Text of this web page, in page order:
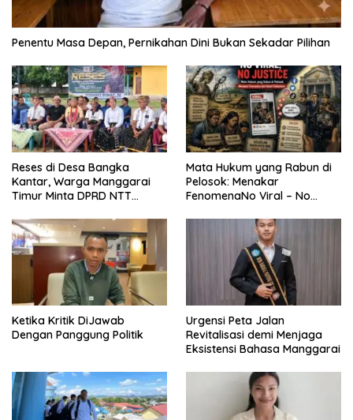
Penentu Masa Depan, Pernikahan Dini Bukan Sekadar Pilihan
Reses di Desa Bangka
Kantar, Warga Manggarai
Timur Minta DPRD NTT
Pergub Larangan Beli BBM
Bersubsidi Bagi Penunggak
Pajak
Mata Hukum yang Rabun di
Pelosok: Menakar
FenomenaNo Viral – No
Ketika Kritik DiJawab
Dengan Panggung Politik
Urgensi Peta Jalan
Revitalisasi demi Menjaga
Eksistensi Bahasa Manggarai